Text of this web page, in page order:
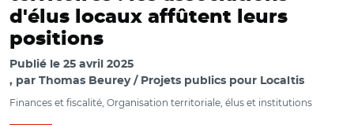
d'élus locaux affûtent leurs
positions
Publié le 25 avril 2025
par Thomas Beurey / Projets publics pour Localtis
Finances et fiscalité, Organisation territoriale, élus et institutions